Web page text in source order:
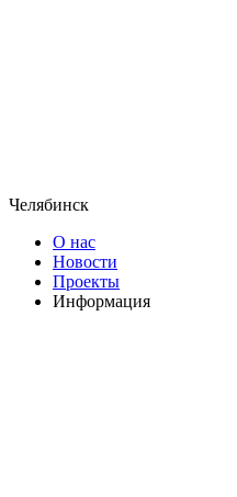
Челябинск
О нас
Новости
Проекты
Информация